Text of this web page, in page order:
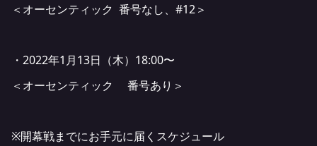
＜オーセンティック 番号なし、#12＞
・2022年1月13日（木）18:00〜
＜オーセンティック 番号あり＞
※開幕戦までにお手元に届くスケジュール